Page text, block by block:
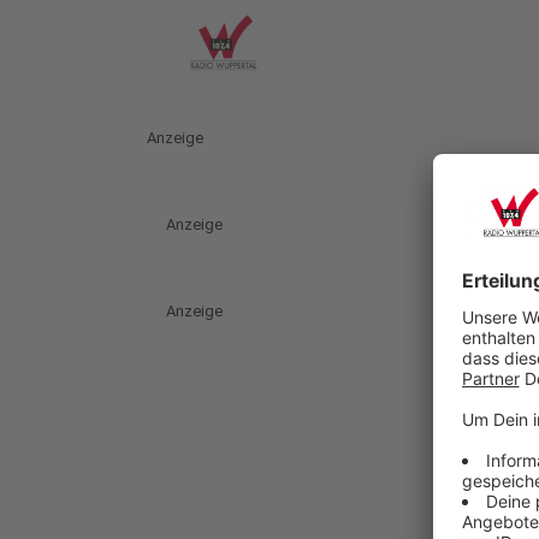
Anzeige
Anzeige
Anzeige